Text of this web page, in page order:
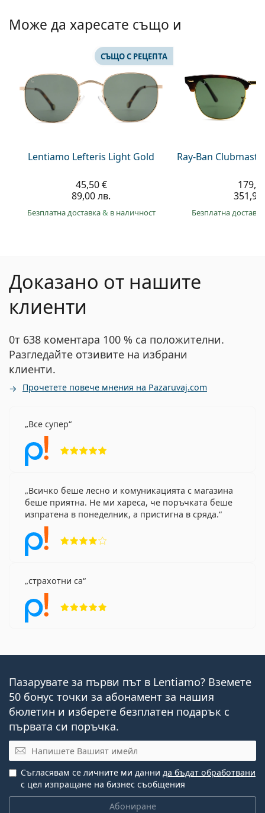
Може да харесате също и
Lentiamo Lefteris Light Gold
СЪЩО С РЕЦЕПТА
45,50 €
89,00 лв.
Безплатна доставка& в наличност
Ray-Ban
Безплатна
Доказано от нашите
клиенти
0т 638 коментара 100 % са положителни.
Разгледайте отзивите на избрани
клиенти.
Прочетете повече мнения на Pazaruvaj.com
Все супер
Всичко беше лесно и комуникацията с магазина
беше приятна. Не ми хареса, че поръчката беше
изпратена в понеделник, а пристигна в сряда.
страхотни са
Пазарувате за първи път в Lentiamo? Вземете
50 бонус точки за абонамент за нашия
бюлетин и изберете безплатен подарък с
първата си поръчка.
Имейл
Абониране
Съгласявам се личните ми данни да бъдат обработвани
с цел изпращане на бизнес съобщения